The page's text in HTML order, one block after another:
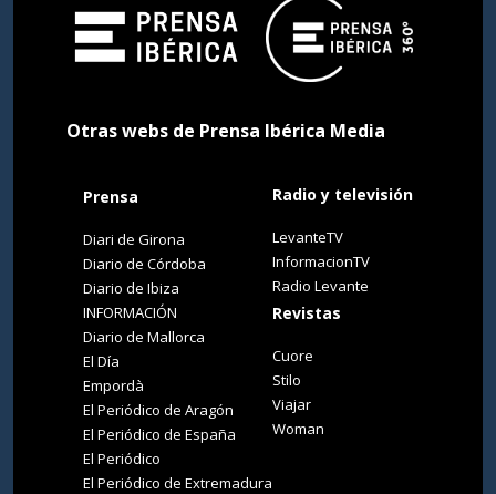
Otras webs de Prensa Ibérica Media
Prensa
Diari de Girona
Diario de Córdoba
Diario de Ibiza
INFORMACIÓN
Diario de Mallorca
El Día
Empordà
El Periódico de Aragón
El Periódico de España
El Periódico
El Periódico de Extremadura
Radio y televisión
LevanteTV
InformacionTV
Radio Levante
Revistas
Cuore
Stilo
Viajar
Woman